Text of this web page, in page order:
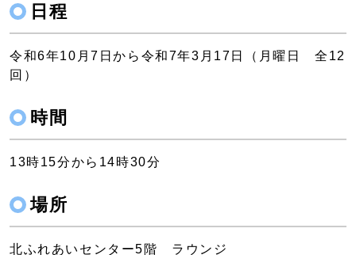
日程
令和6年10月7日から令和7年3月17日（月曜日 全12
回）
時間
13時15分から14時30分
場所
北ふれあいセンター5階 ラウンジ